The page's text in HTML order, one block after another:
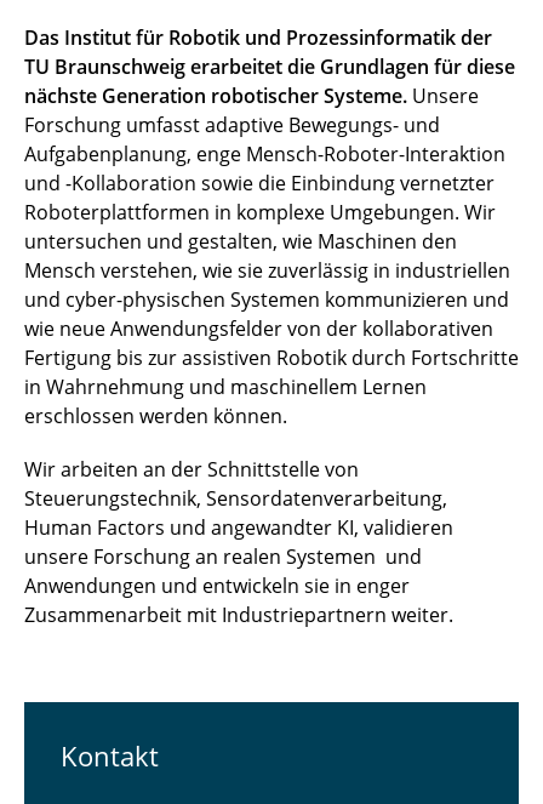
Das Institut für Robotik und Prozessinformatik der
TU Braunschweig erarbeitet die Grundlagen für diese
nächste Generation robotischer Systeme. Unsere
Forschung umfasst adaptive Bewegungs- und
Aufgabenplanung, enge Mensch-Roboter-Interaktion
und -Kollaboration sowie die Einbindung vernetzter
Roboterplattformen in komplexe Umgebungen. Wir
untersuchen und gestalten, wie Maschinen den
Mensch verstehen, wie sie zuverlässig in industriellen
und cyber-physischen Systemen kommunizieren und
wie neue Anwendungsfelder von der kollaborativen
Fertigung bis zur assistiven Robotik durch Fortschritte
in Wahrnehmung und maschinellem Lernen
erschlossen werden können.
Wir arbeiten an der Schnittstelle von
Steuerungstechnik, Sensordatenverarbeitung,
Human Factors und angewandter KI, validieren
unsere Forschung an realen Systemen und
Anwendungen und entwickeln sie in enger
Zusammenarbeit mit Industriepartnern weiter.
Kontakt